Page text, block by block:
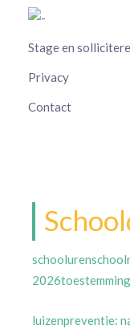
Stage en
Privacy
Contact
schooluren
2026
luizenpreventie: